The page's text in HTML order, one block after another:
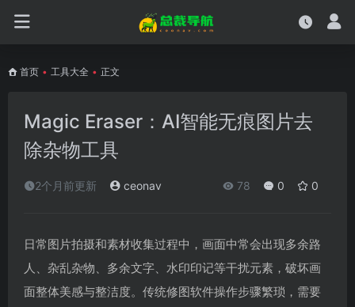
首页 • 工具大全 • 正文
Magic Eraser：AI智能无痕图片去
除杂物工具
2个月前更新 ceonav 78 0 0
日常图片拍摄和素材收集过程中，画面中常会出现多余路
人、杂乱杂物、多余文字、水印印记等干扰元素，破坏画
面整体美感与整洁度。传统修图软件操作步骤繁琐，需要